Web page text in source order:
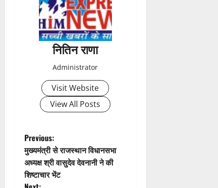
t
i
o
नितिन राणा
Administrator
Visit Website
View All Posts
P
o
s
Previous:
मुख्यमंत्री से राजस्थान विधानसभा
अध्यक्ष श्री वासुदेव देवनानी ने की
शिष्टाचार भेंट